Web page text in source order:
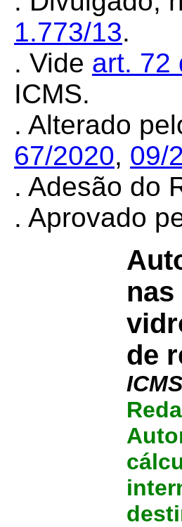
1.773/13.
. Vide art. 72
ICMS.
. Alterado
67/2020, 09/
. Adesão do
. Aprovado
de
ICMS